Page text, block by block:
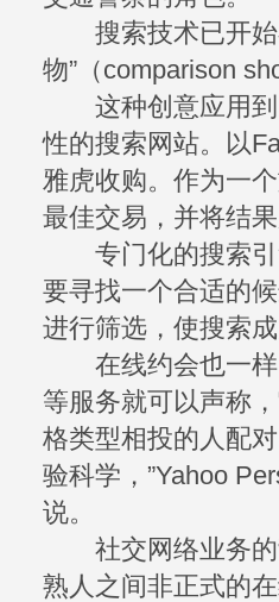
搜索技术已开始
物”（comparison
这种创意应用到
性的搜索网站。以
雅虎收购。作为一
最佳交易，并将结
专门化的搜索引
要寻找一个合适的
进行筛选，使搜索
在线约会也一样
等服务就可以声称
格类型相投的人配
验科学，”Yahoo
说。
社交网络业务的
熟人之间非正式的